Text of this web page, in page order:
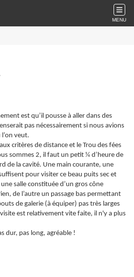
MENU
est qu’il pousse à aller dans des
pas nécessairement si nous avions
veut.
critères de distance et le Trou des fées
sommes 2, il faut un petit ¼ d’heure de
de la cavité. Une main courante, une
pour visiter ce beau puits sec et
salle constituée d’un gros cône
de l’autre un passage bas permettant
de galerie (à équiper) pas très larges
est relativement vite faite, il n'y a plus
dur, pas long, agréable !